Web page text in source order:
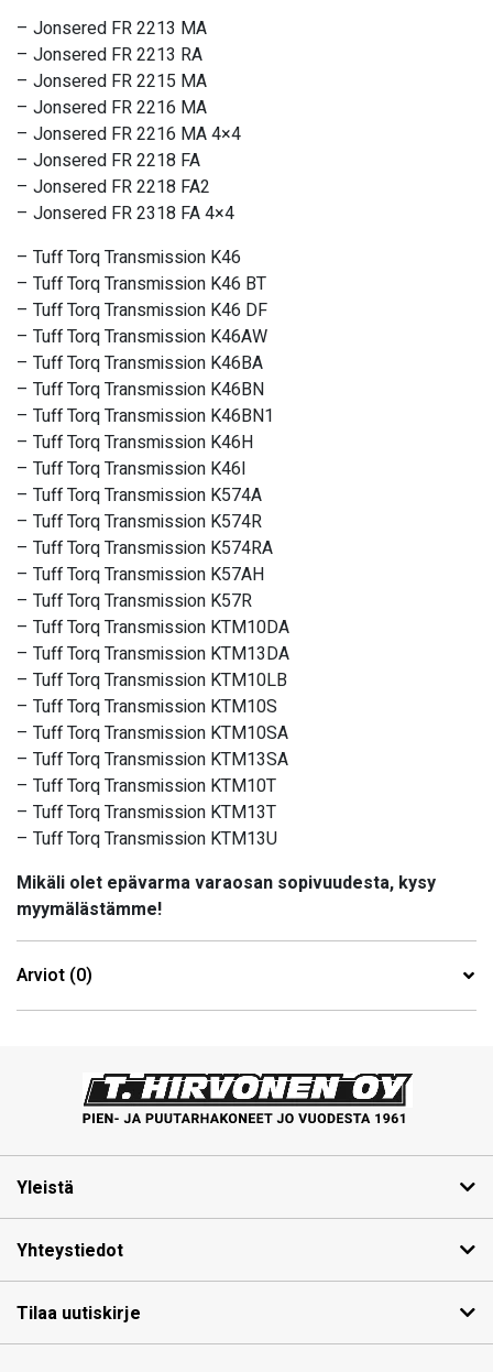
– Jonsered FR 2213 MA
– Jonsered FR 2213 RA
– Jonsered FR 2215 MA
– Jonsered FR 2216 MA
– Jonsered FR 2216 MA 4×4
– Jonsered FR 2218 FA
– Jonsered FR 2218 FA2
– Jonsered FR 2318 FA 4×4
– Tuff Torq Transmission K46
– Tuff Torq Transmission K46 BT
– Tuff Torq Transmission K46 DF
– Tuff Torq Transmission K46AW
– Tuff Torq Transmission K46BA
– Tuff Torq Transmission K46BN
– Tuff Torq Transmission K46BN1
– Tuff Torq Transmission K46H
– Tuff Torq Transmission K46I
– Tuff Torq Transmission K574A
– Tuff Torq Transmission K574R
– Tuff Torq Transmission K574RA
– Tuff Torq Transmission K57AH
– Tuff Torq Transmission K57R
– Tuff Torq Transmission KTM10DA
– Tuff Torq Transmission KTM13DA
– Tuff Torq Transmission KTM10LB
– Tuff Torq Transmission KTM10S
– Tuff Torq Transmission KTM10SA
– Tuff Torq Transmission KTM13SA
– Tuff Torq Transmission KTM10T
– Tuff Torq Transmission KTM13T
– Tuff Torq Transmission KTM13U
Mikäli olet epävarma varaosan sopivuudesta, kysy
myymälästämme!
Arviot (0)
Yleistä
Yhteystiedot
Tilaa uutiskirje